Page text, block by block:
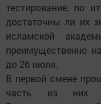
тестирование, по
достаточны ли их
исламской
преимущественно
до 26 июля.
В первой смене
часть из них -